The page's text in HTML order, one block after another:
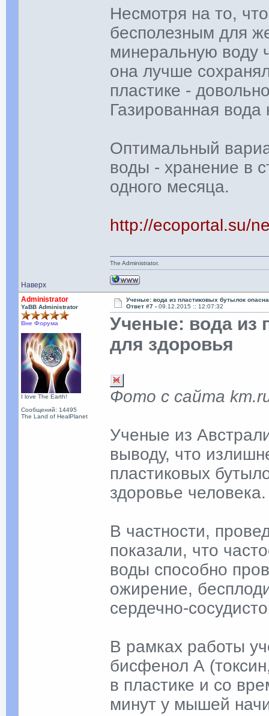
Несмотря на то,
бесполезным для
минеральную воду
она лучше
пластике -
Газированная
Оптимальный
воды - хранение в
одного месяца.
http://ecoportal.su/
Наверх
The Administrator.
Administrator
YaBB Administrator
Вне Форума
I love The Earth!
Сообщений: 14495
The Land of HealPlanet
Ученые: вода из пластиковых бутылок
Ответ #7 -09.12.2015 :: 12:07:32
Ученые: вода из
для здоровья
Фото с сайта
Ученые из
выводу, что
пластиковых
здоровье человека.
В частности,
показали, что
воды способно
ожирение,
сердечно-
В рамках работы
бисфенол А
в пластике и со
минут у мышей